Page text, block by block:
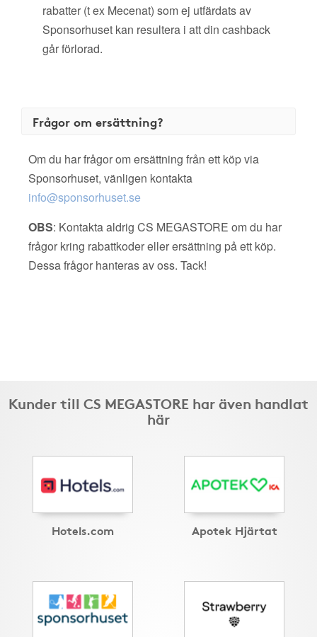
rabatter (t ex Mecenat) som ej utfärdats av
Sponsorhuset kan resultera i att din cashback
går förlorad.
Frågor om ersättning?
Om du har frågor om ersättning från ett köp via
Sponsorhuset, vänligen kontakta
info@sponsorhuset.se
OBS: Kontakta aldrig CS MEGASTORE om du har
frågor kring rabattkoder eller ersättning på ett köp.
Dessa frågor hanteras av oss. Tack!
Kunder till CS MEGASTORE har även handlat
här
Hotels.com Apotek Hjärtat